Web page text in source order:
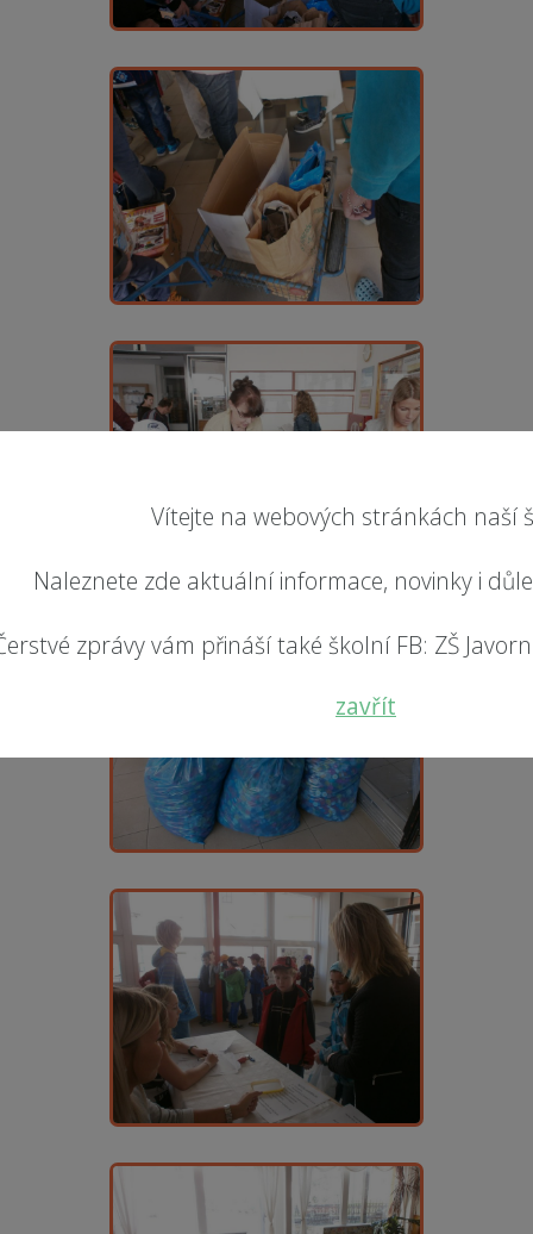
Vítejte na webových stránkách naší
Naleznete zde aktuální informace, novinky i
zprávy vám přináší také školní FB: ZŠ
zavřít